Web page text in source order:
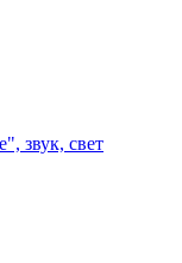
звук, свет